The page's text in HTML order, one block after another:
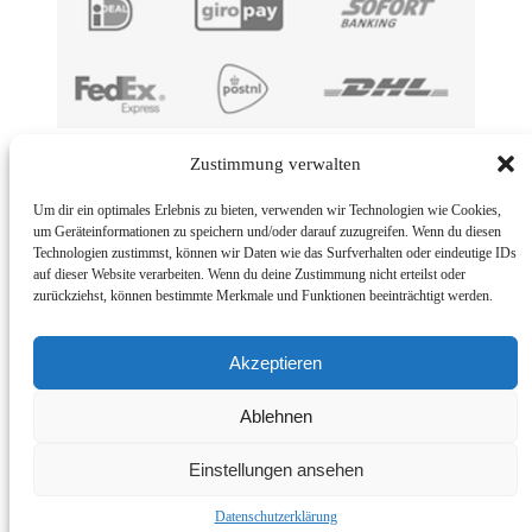
Zustimmung verwalten
Um dir ein optimales Erlebnis zu bieten, verwenden wir Technologien wie Cookies,
um Geräteinformationen zu speichern und/oder darauf zuzugreifen. Wenn du diesen
Technologien zustimmst, können wir Daten wie das Surfverhalten oder eindeutige IDs
auf dieser Website verarbeiten. Wenn du deine Zustimmung nicht erteilst oder
zurückziehst, können bestimmte Merkmale und Funktionen beeinträchtigt werden.
Akzeptieren
Ablehnen
Einstellungen ansehen
Datenschutzerklärung
Berlin | Germany
E-Mail: info@bmut.de
Return policy
© 2026BMUT®– All rights reserved
Powered by
Withdraw from contract
Français Italiano